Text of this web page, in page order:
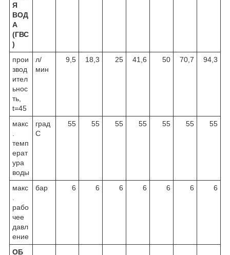
Я
ВОД
А
(ГВС
)
прои
звод
ител
ьнос
ть,
t=45
л/
мин
9,5 18,3 25 41,6 50 70,7 94,3
макс
темп
ерат
ура
воды
град
С
55 55 55 55 55 55 55
макс
рабо
чее
давл
ение
бар 6 6 6 6 6 6 6
ОБ